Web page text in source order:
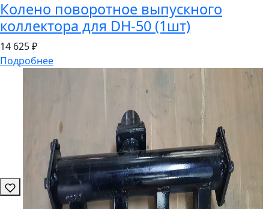
Колено поворотное выпускного
коллектора для DH-50 (1шт)
14 625 ₽
Подробнее